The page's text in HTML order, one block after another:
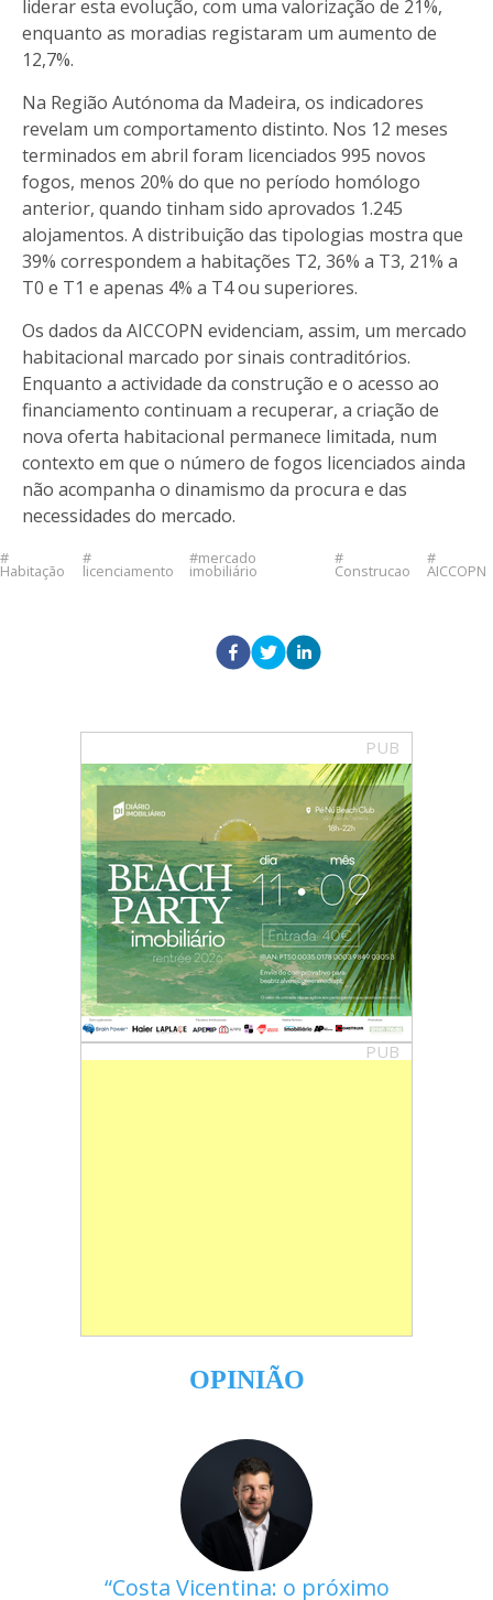
liderar esta evolução, com uma valorização de 21%,
enquanto as moradias registaram um aumento de
12,7%.
Na Região Autónoma da Madeira, os indicadores
revelam um comportamento distinto. Nos 12 meses
terminados em abril foram licenciados 995 novos
fogos, menos 20% do que no período homólogo
anterior, quando tinham sido aprovados 1.245
alojamentos. A distribuição das tipologias mostra que
39% correspondem a habitações T2, 36% a T3, 21% a
T0 e T1 e apenas 4% a T4 ou superiores.
Os dados da AICCOPN evidenciam, assim, um mercado
habitacional marcado por sinais contraditórios.
Enquanto a actividade da construção e o acesso ao
financiamento continuam a recuperar, a criação de
nova oferta habitacional permanece limitada, num
contexto em que o número de fogos licenciados ainda
não acompanha o dinamismo da procura e das
necessidades do mercado.
Habitação licenciamento
mercado
imobiliário Construcao AICCOPN
PUB
PUB
OPINIÃO
Costa Vicentina: o próximo